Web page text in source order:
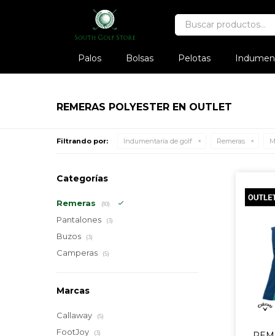
Palos Bolsas Pelotas
REMERAS POLYESTER EN OUTLET
Filtrando por: Indumentaria de golf Remeras
Categorías
Remeras (10)
Pantalones (3)
Buzos (3)
Camperas (5)
Marcas
Callaway (5)
FootJoy (3)